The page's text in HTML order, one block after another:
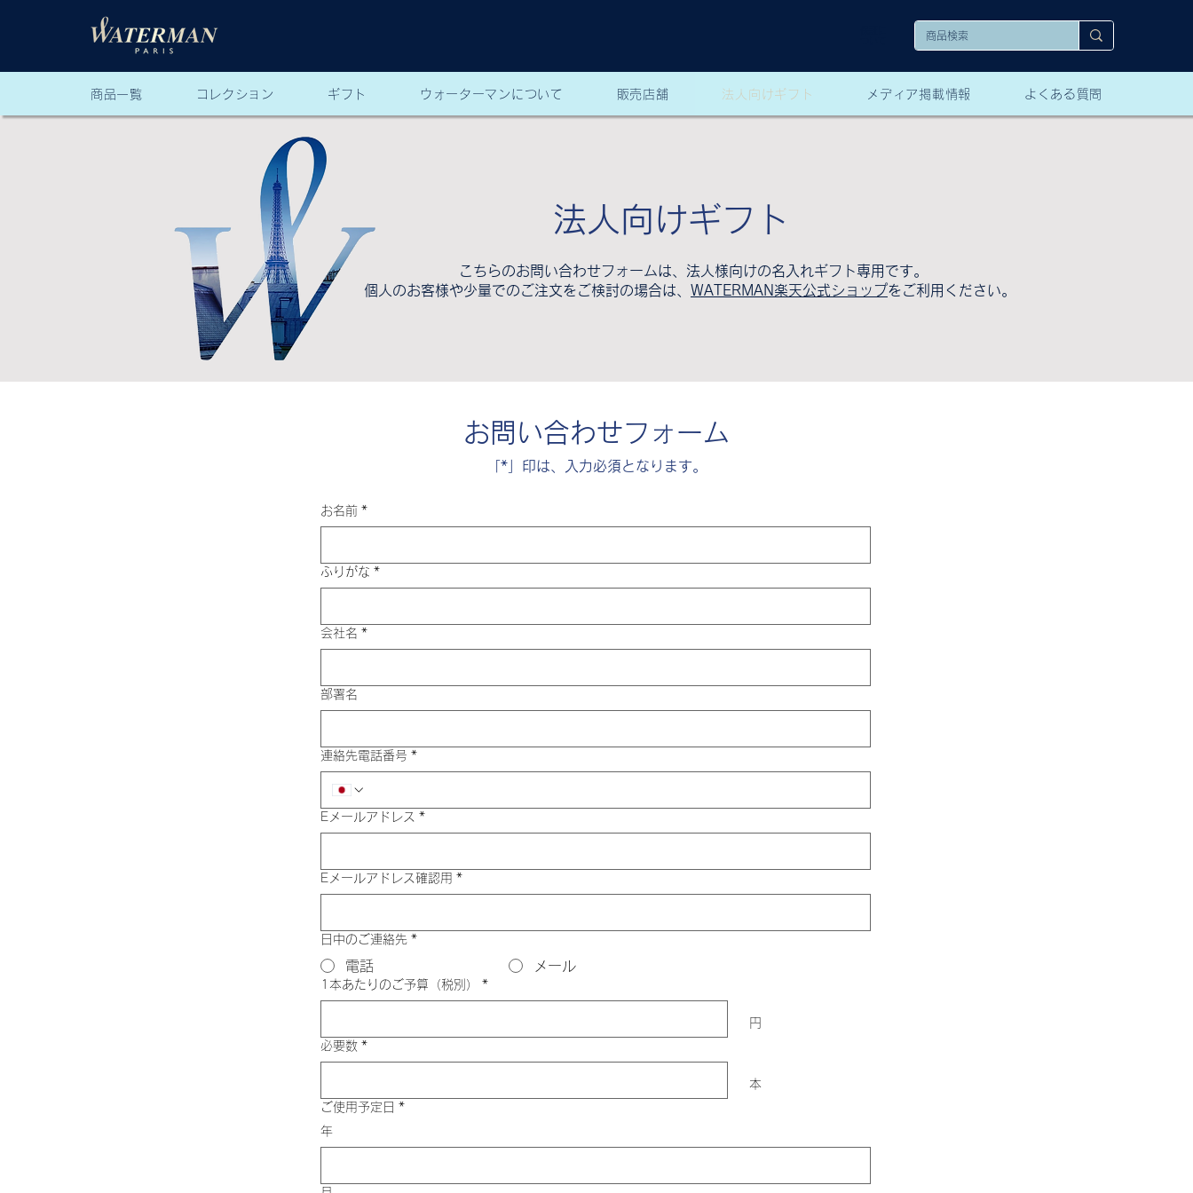
商品一覧 コレクション ギフト ウォーターマンについて 販売店舗 法人向けギフト メディア掲載情報 よくある質問
法人向けギフト
こちらのお問い合わせフォームは、法人様向けの名入れギフト専用です。
個人のお客様や少量でのご注文をご検討の場合は、 WATERMAN楽天公式ショップをご利用ください。
​お問い合わせフォーム
​「*」印は、入力必須となります。
お名前 *
ふりがな *
会社名 *
部署名
連絡先電話番号 *
Eメールアドレス *
Eメールアドレス確認用 *
日中のご連絡先 *
電話 メール
1本あたりのご予算（税別） *
円
必要数 *
本
ご使用予定日 *
年